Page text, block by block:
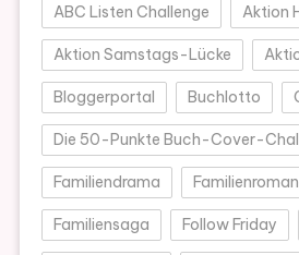
ABC Listen Challenge Aktion
Aktion Samstags-Lücke
Bloggerportal Buchlotto
Die 50-Punkte Buch-Cover-
Familiendrama
Familiensaga Follow Friday